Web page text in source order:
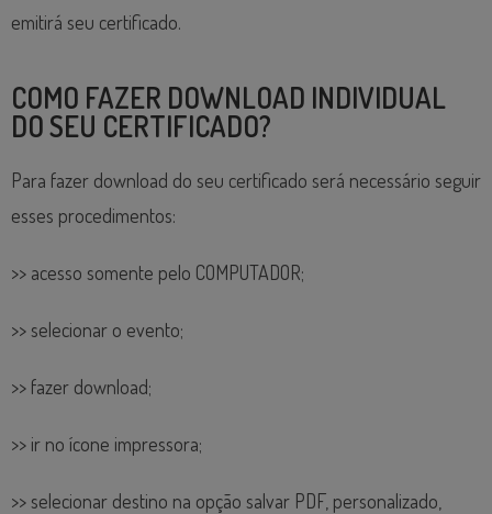
emitirá seu certificado.
COMO FAZER DOWNLOAD INDIVIDUAL
DO SEU CERTIFICADO?
Para fazer download do seu certificado será necessário seguir
esses procedimentos:
>> acesso somente pelo COMPUTADOR;
>> selecionar o evento;
>> fazer download;
>> ir no ícone impressora;
>> selecionar destino na opção salvar PDF, personalizado,